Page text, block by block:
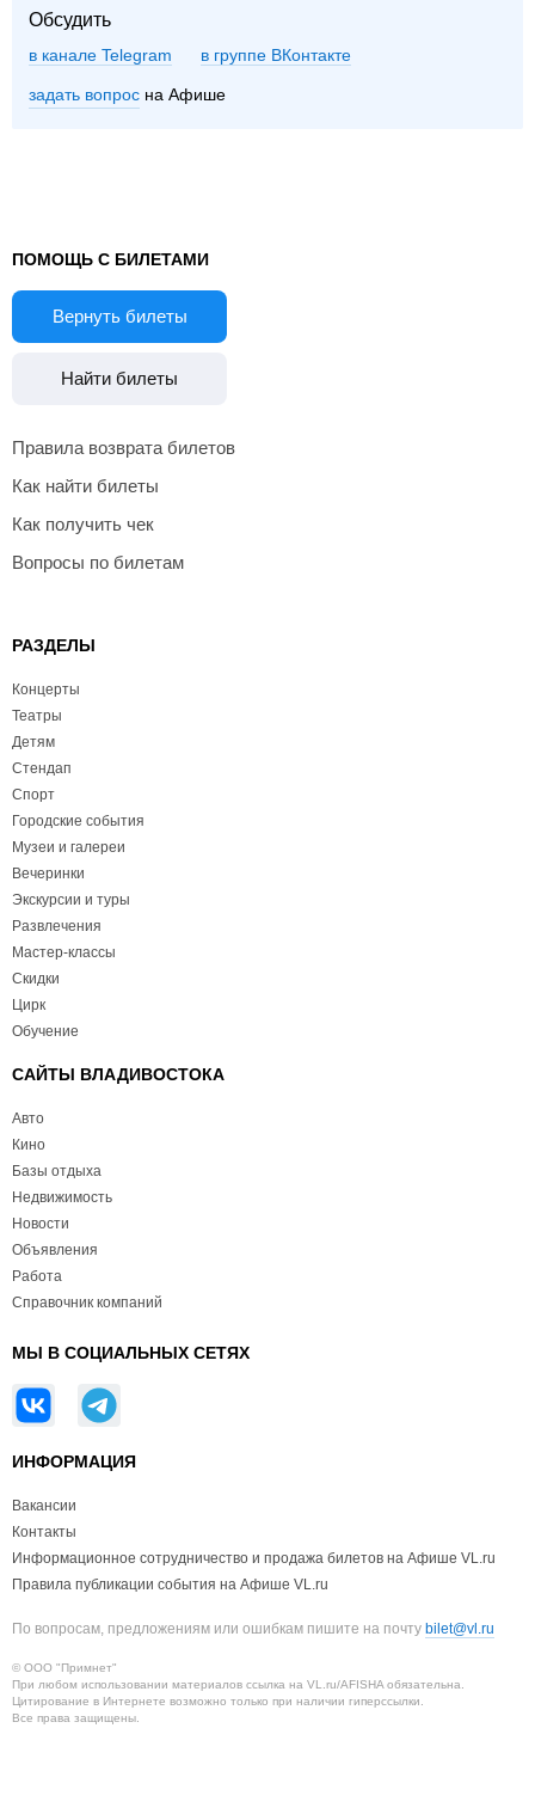
Обсудить
в канале Telegram группе ВКонтакте
задать вопрос на Афише
ПОМОЩЬ С БИЛЕТАМИ
Вернуть билеты
Найти билеты
Правила возврата билетов
Как найти билеты
Как получить чек
Вопросы по билетам
РАЗДЕЛЫ
Концерты
Театры
Детям
Стендап
Спорт
Городские события
Музеи и галереи
Вечеринки
Экскурсии и туры
Развлечения
Мастер-классы
Скидки
Цирк
Обучение
САЙТЫ ВЛАДИВОСТОКА
Авто
Кино
Базы отдыха
Недвижимость
Новости
Объявления
Работа
Справочник компаний
МЫ В СОЦИАЛЬНЫХ СЕТЯХ
ИНФОРМАЦИЯ
Вакансии
Контакты
Информационное сотрудничество и продажа билетов на Афише VL.ru
Правила публикации события на Афише VL.ru
По вопросам, предложениям или ошибкам пишите на почту bilet@vl.ru
© ООО "Примнет"
При любом использовании материалов ссылка на VL.ru/AFISHA обязательна.
Цитирование в Интернете возможно только при наличии гиперссылки.
Все права защищены.